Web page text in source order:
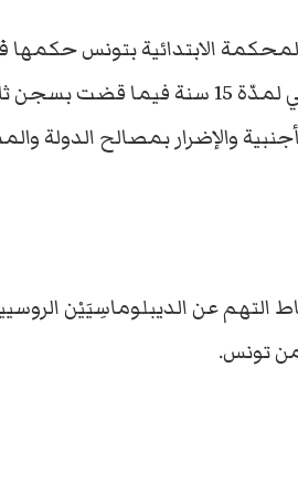
الابتدائية بتونس حكمها
والإضرار بمصالح الدولة
التهم عن الديبلوماسِيَيْن
من تونس.